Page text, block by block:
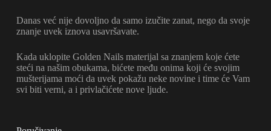
Danas već nije dovoljno da samo izučite zanat, nego da svoje
znanje uvek iznova usavršavate.
Kada uklopite Golden Nails materijal sa znanjem koje ćete
steći na našim obukama, bićete među onima koji će svojim
mušterijama moći da uvek pokažu neke novine i time će Vam
svi biti verni, a i privlačićete nove ljude.